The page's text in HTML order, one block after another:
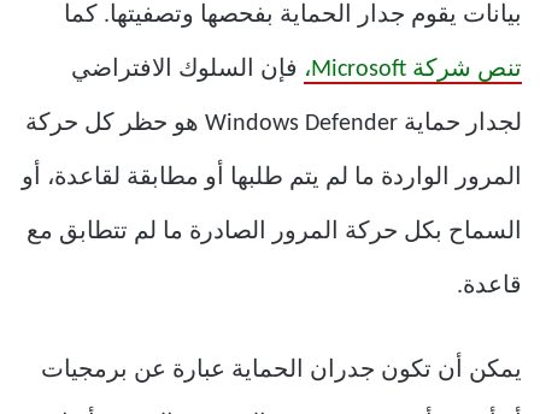
بيانات يقوم جدار الحماية بفحصها وتصفيتها. كما
تنص شركة Microsoft، فإن السلوك الافتراضي
لجدار حماية Windows Defender هو حظر كل حركة
المرور الواردة ما لم يتم طلبها أو مطابقة لقاعدة، أو
السماح بكل حركة المرور الصادرة ما لم تتطابق مع
قاعدة.
يمكن أن تكون جدران الحماية عبارة عن برمجيات